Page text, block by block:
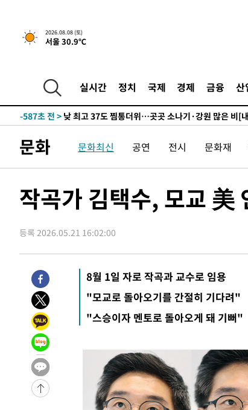
2026.08.08 (토)
서울 30.9℃
실시간 정치 국제 경제 금융 산
↓-12036초 전 >[속보]이 대통령 "부동산 공급 기존 사고방식 매달
실천"
-11121초 전 >이란, "오만과 '중앙 단일 루트' 합의…북쪽 인바운
-2653초 전 >
[속보]이 대통령, '호우피해' 안동·의성 관할 4개 면
-2616초 전 >
갈 수도
-587초 전 > 낮 최고 37도 찜통더위…곳곳 소나기·강원 많은 비[
1시간 전 >
여자배구 이재영·이다영 자매, 아제르바이잔 투란VC
1시간 전 >외국인 심판 성 접대 7경기 들여다보니…한국 축구 '5
1시간 전 >[속보]코스피, 6200선 약보합…0.60% 내린 6258.77
1시간 전 >[속보] 노원서 40.1도 관측…서울, 2018년 이후 첫 40도
2시간 전 >[속보]종합특검, '계엄 수용공간 확보' 신용해 前교정
2시간 전 >
외신들도 주목한 韓축구 파문…"국민적 공분에 수사 재
2시간 전 >
11시간 압수수색에 성접대 파문까지…'쑥대밭' 된 축구
2시간 전 >
[속보]규제합리화위원회 부위원장에 김태유 서울대 공
후임
-19606초 전 >
이강인, 폭염 속 AT마드리드 첫 훈련…80명 식사
-16745초 전 >
하향수정 (2보)
-16193초 전 >
[속보] 미 사업체, 일자리 7월에 2.3만 개 줄어…
-12056초 전 >
[속보]이 대통령 "부동산 공급 기존 사고방식 매달
실천"
-11141초 전 >
이란, "오만과 '중앙 단일 루트' 합의…북쪽 인바
운드는 임시"
"낮 기온 소폭 하락"…수도권 폭염중대경보, 폭염
문화 문화최신 공연 전시 문화재
작곡가 김택수, 모교 美
등록 2026.05.21 16:02:00
8월 1일 자로 작곡과 교수로 임용
"모교로 돌아오기를 간절히 기다려"
"스승이자 멘토로 돌아오게 돼 기뻐"